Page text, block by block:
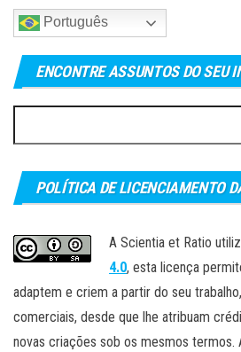
Português
ENCONTRE ASSUNTOS DO SEU
por:
POLÍTICA DE LICENCIAMENTO
A Scientia et Ratio
4.0, esta licença
adaptem e criem a partir do seu
comerciais, desde que lhe atribuam
novas criações sob os mesmos termos.